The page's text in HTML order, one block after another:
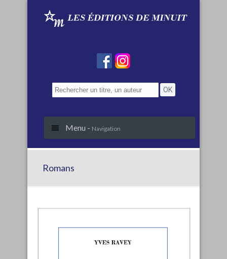
Menu - Navigation
Romans